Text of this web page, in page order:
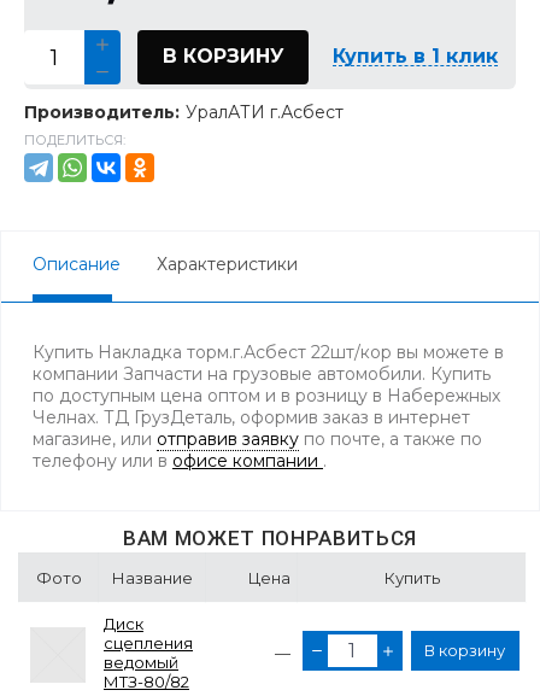
В КОРЗИНУ Купить в 1 клик
Производитель: УралАТИ г.Асбест
ПОДЕЛИТЬСЯ:
Описание Характеристики
Купить Накладка торм.г.Асбест 22шт/кор вы можете в
компании Запчасти на грузовые автомобили. Купить
по доступным цена оптом и в розницу в Набережных
Челнах. ТД ГрузДеталь, оформив заказ в интернет
магазине, или отправив заявку по почте, а также по
телефону или в офисе компании .
ВАМ МОЖЕТ ПОНРАВИТЬСЯ
Фото Название Цена Купить
Диск
сцепления
ведомый
МТЗ-80/82
— В корзину